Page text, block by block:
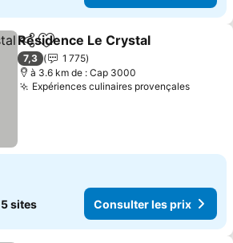
PartagerAjouter à mes favoris
Résidence Le Crystal
7,3
1 775
à 3.6 km de : Cap 3000
Expériences culinaires provençales
5 sites Consulter les prix